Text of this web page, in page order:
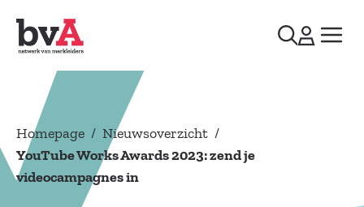
Homepage / Nieuwsoverzicht /
YouTube Works Awards 2023: zend je
videocampagnes in